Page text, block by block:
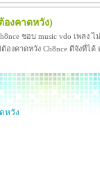
องคาดหวัง)
ชอบ music vdo เพลง
งคาดหวัง Ch8nce ดีจังที่ไ
หวัง